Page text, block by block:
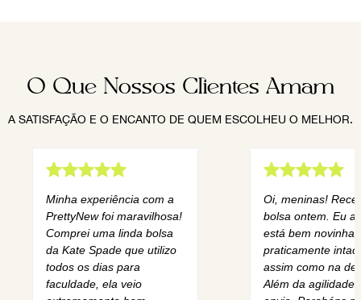
O Que Nossos Clientes Amam
A SATISFAÇÃO E O ENCANTO DE QUEM ESCOLHEU O MELHOR.
Minha experiência com a
PrettyNew foi maravilhosa!
Comprei uma linda bolsa
da Kate Spade que utilizo
todos os dias para
faculdade, ela veio
Oi, meninas!
bolsa ontem. Eu
está bem novinha,
praticamente
assim como na
Além da agilidade